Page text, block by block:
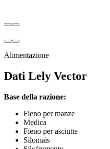
Alimentazione
Dati Lely Vector
Base della razione:
Fieno per manze
Medica
Fieno per asciutte
Silomais